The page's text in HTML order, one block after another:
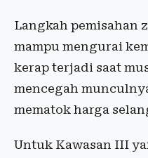
Langkah pemisahan
mampu mengurai
kerap terjadi saat
mencegah
mematok harga
Untuk Kawasan III